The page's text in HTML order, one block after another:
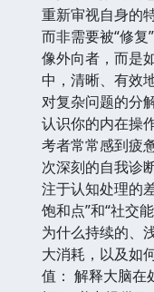
重新审视自身的
而非需要被“修
像外向者，而是
中，清晰、有效
对复杂问题的分
认识你的内在操
考者常常感到疲
次深刻的自我诊
注于认知处理的
饱和点”和“社交
为什么持续的、
大消耗，以及如
值： 解释大脑在